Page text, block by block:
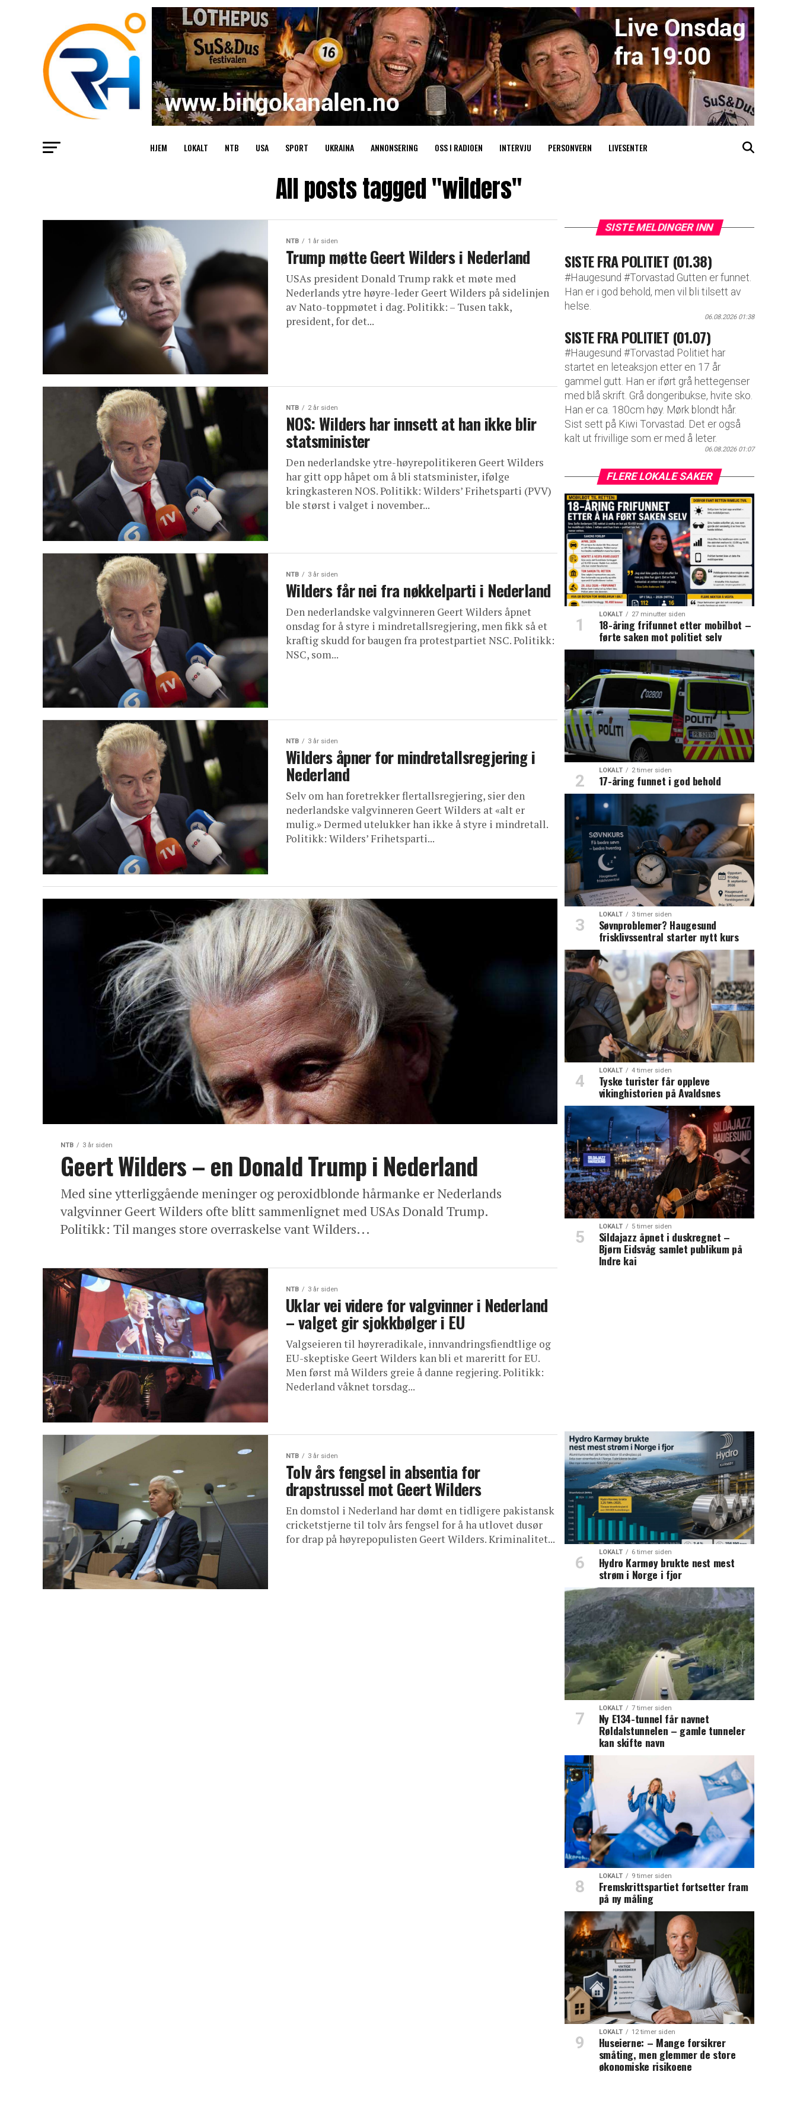
HJEM LOKALT NTB USA SPORT UKRAINA ANNONSERING OSS I RADIOEN INTERVJU PERSONVERN LIVESENTER
All posts tagged "wilders"
NTB 1 år siden
Trump møtte Geert Wilders i Nederland
USAs president Donald Trump rakk et møte med
Nederlands ytre høyre-leder Geert Wilders på sidelinjen
av Nato-toppmøtet i dag. Politikk: – Tusen takk,
president, for det...
NTB 2 år siden
NOS: Wilders har innsett at han ikke blir
statsminister
Den nederlandske ytre-høyrepolitikeren Geert Wilders
har gitt opp håpet om å bli statsminister, ifølge
kringkasteren NOS. Politikk: Wilders’ Frihetsparti (PVV)
ble størst i valget i november...
NTB 3 år siden
Wilders får nei fra nøkkelparti i Nederland
Den nederlandske valgvinneren Geert Wilders åpnet
onsdag for å styre i mindretallsregjering, men fikk så et
kraftig skudd for baugen fra protestpartiet NSC. Politikk:
NSC, som...
NTB 3 år siden
Wilders åpner for mindretallsregjering i
Nederland
Selv om han foretrekker flertallsregjering, sier den
nederlandske valgvinneren Geert Wilders at «alt er
mulig.» Dermed utelukker han ikke å styre i mindretall.
Politikk: Wilders’ Frihetsparti...
NTB 3 år siden
Geert Wilders – en Donald Trump i Nederland
Med sine ytterliggående meninger og peroxidblonde hårmanke er Nederlands
valgvinner Geert Wilders ofte blitt sammenlignet med USAs Donald Trump.
Politikk: Til manges store overraskelse vant Wilders...
NTB 3 år siden
Uklar vei videre for valgvinner i Nederland
– valget gir sjokkbølger i EU
Valgseieren til høyreradikale, innvandringsfiendtlige og
EU-skeptiske Geert Wilders kan bli et mareritt for EU.
Men først må Wilders greie å danne regjering. Politikk:
Nederland våknet torsdag...
NTB 3 år siden
Tolv års fengsel in absentia for
drapstrussel mot Geert Wilders
En domstol i Nederland har dømt en tidligere pakistansk
cricketstjerne til tolv års fengsel for å ha utlovet dusør
for drap på høyrepopulisten Geert Wilders. Kriminalitet...
SISTE MELDINGER INN
SISTE FRA POLITIET (01.38)
#Haugesund #Torvastad Gutten er funnet.
Han er i god behold, men vil bli tilsett av
helse.
06.08.2026 01:38
SISTE FRA POLITIET (01.07)
#Haugesund #Torvastad Politiet har
startet en leteaksjon etter en 17 år
gammel gutt. Han er iført grå hettegenser
med blå skrift. Grå dongeribukse, hvite sko.
Han er ca. 180cm høy. Mørk blondt hår.
Sist sett på Kiwi Torvastad. Det er også
kalt ut frivillige som er med å leter.
06.08.2026 01:07
FLERE LOKALE SAKER
LOKALT 27 minutter siden
18-åring frifunnet etter mobilbot –
førte saken mot politiet selv
LOKALT 2 timer siden
17-åring funnet i god behold
LOKALT 3 timer siden
Søvnproblemer? Haugesund
frisklivssentral starter nytt kurs
LOKALT 4 timer siden
Tyske turister får oppleve
vikinghistorien på Avaldsnes
LOKALT 5 timer siden
Sildajazz åpnet i duskregnet –
Bjørn Eidsvåg samlet publikum på
Indre kai
LOKALT 6 timer siden
Hydro Karmøy brukte nest mest
strøm i Norge i fjor
LOKALT 7 timer siden
Ny E134-tunnel får navnet
Røldalstunnelen – gamle tunneler
kan skifte navn
LOKALT 9 timer siden
Fremskrittspartiet fortsetter fram
på ny måling
LOKALT 12 timer siden
Huseierne: – Mange forsikrer
småting, men glemmer de store
økonomiske risikoene